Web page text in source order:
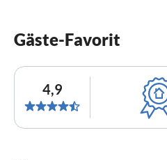
Gäste-Favorit
4,9